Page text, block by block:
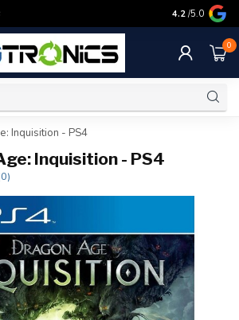
Samsung
4.2 /5.0
0
Inquisition - PS4
Inquisition - PS4